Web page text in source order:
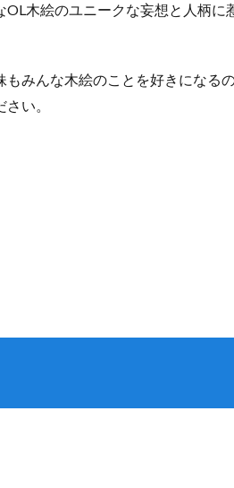
木絵のユニークな妄想と人柄に
みんな木絵のことを好きになる
い。